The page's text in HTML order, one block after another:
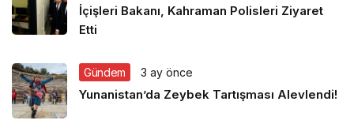
İçişleri Bakanı, Kahraman Polisleri Ziyaret
Etti
Gündem 3 ay önce
Yunanistan’da Zeybek Tartışması Alevlendi!